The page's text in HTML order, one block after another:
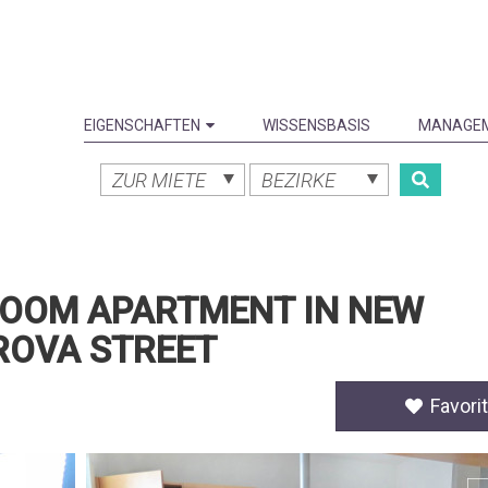
EIGENSCHAFTEN WISSENSBASIS
ZUR MIETE BEZIRKE
APARTMENT IN NEW
STREET
Favorit